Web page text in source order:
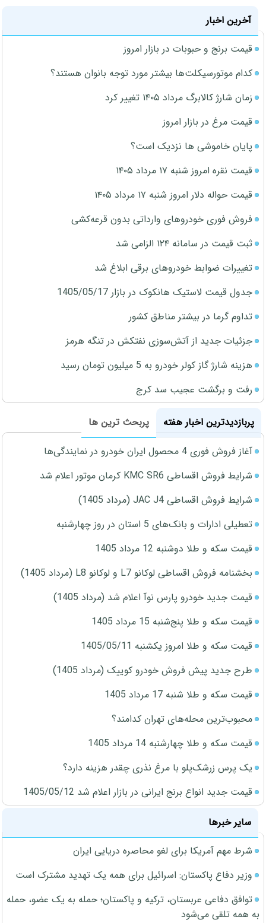
آخرین اخبار
قیمت برنج و حبوبات در بازار امروز
کدام موتورسیکلت‌ها بیشتر مورد توجه بانوان هستند؟
زمان شارژ کالابرگ مرداد ۱۴۰۵ تغییر کرد
قیمت مرغ در بازار امروز
پایان خاموشی ها نزدیک است؟
قیمت نقره امروز شنبه ۱۷ مرداد ۱۴۰۵
قیمت حواله دلار امروز شنبه ۱۷ مرداد ۱۴۰۵
فروش فوری خودروهای وارداتی بدون قرعه‌کشی
ثبت قیمت در سامانه ۱۲۴ الزامی شد
تغییرات ضوابط خودروهای برقی ابلاغ شد
جدول قیمت لاستیک هانکوک در بازار 1405/05/17
تداوم گرما در بیشتر مناطق کشور
جزئیات جدید از آتش‌سوزی نفتکش در تنگه هرمز
هزینه شارژ گاز کولر خودرو به 5 میلیون تومان رسید
رفت و برگشت عجیب سد کرج
پربازدیدترین اخبار هفته
پربحث ترین ها
آغاز فروش فوری 4 محصول ایران خودرو در نمایندگی‌ها
شرایط فروش اقساطی KMC SR6 کرمان موتور اعلام شد
شرایط فروش اقساطی JAC J4 (مرداد 1405)
تعطیلی ادارات و بانک‌های 5 استان در روز چهارشنبه
قیمت سکه و طلا دوشنبه 12 مرداد 1405
بخشنامه فروش اقساطی لوکانو L7 و لوکانو L8 (مرداد 1405)
قیمت جدید خودرو پارس نوآ اعلام شد (مرداد 1405)
قیمت سکه و طلا پنج‌شنبه 15 مرداد 1405
قیمت سکه و طلا امروز یکشنبه 1405/05/11
طرح جدید پیش فروش خودرو کوییک (مرداد 1405)
قیمت سکه و طلا شنبه 17 مرداد 1405
محبوب‌ترین محله‌های تهران کدامند؟
قیمت سکه و طلا چهارشنبه 14 مرداد 1405
یک پرس زرشک‌پلو با مرغ نذری چقدر هزینه دارد؟
قیمت جدید انواع برنج ایرانی در بازار اعلام شد 1405/05/12
سایر خبرها
شرط مهم آمریکا برای لغو محاصره دریایی ایران
وزیر دفاع پاکستان: اسرائیل برای همه یک تهدید مشترک است
توافق دفاعی عربستان، ترکیه و پاکستان؛ حمله به یک عضو، حمله
به همه تلقی می‌شود